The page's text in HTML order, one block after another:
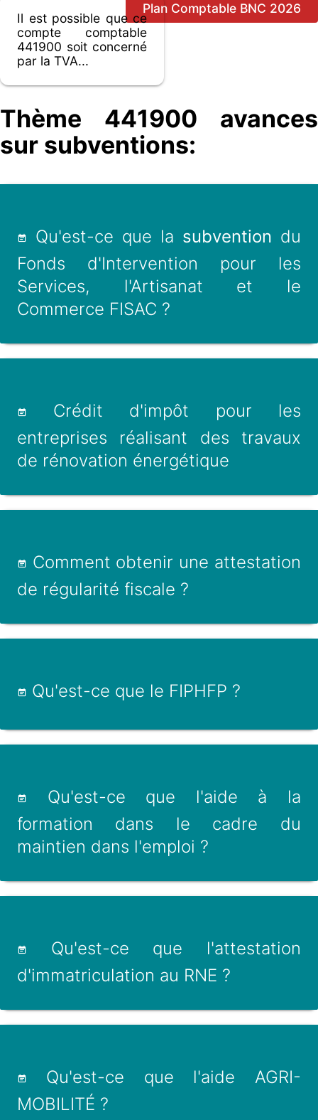
Plan Comptable BNC 2026
Il est possible que ce
compte comptable
441900 soit concerné
par la TVA...
Thème 441900 avances
sur subventions:
Qu'est-ce que la subvention du
Fonds d'Intervention pour les
Services, l'Artisanat et le
Commerce FISAC ?
Crédit d'impôt pour les
entreprises réalisant des travaux
de rénovation énergétique
Comment obtenir une attestation
de régularité fiscale ?
Qu'est-ce que le FIPHFP ?
Qu'est-ce que l'aide à la
formation dans le cadre du
maintien dans l'emploi ?
Qu'est-ce que l'attestation
d'immatriculation au RNE ?
Qu'est-ce que l'aide AGRI-
MOBILITÉ ?